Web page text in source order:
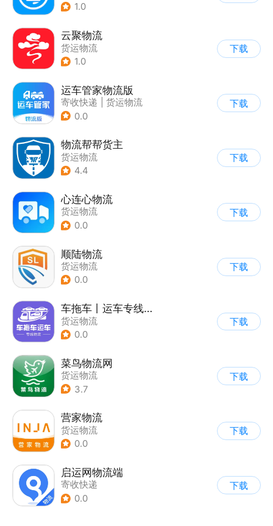
1.0
云聚物流
货运物流
1.0
下载
运车管家物流版
寄收快递
货运物流
0.0
下载
物流帮帮货主
货运物流
4.4
下载
心连心物流
货运物流
0.0
下载
顺陆物流
货运物流
0.0
下载
车拖车丨运车专线物流端
货运物流
0.0
下载
菜鸟物流网
货运物流
3.7
下载
营家物流
货运物流
0.0
下载
启运网物流端
寄收快递
0.0
下载